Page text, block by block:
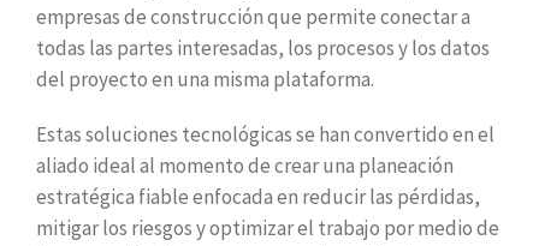
empresas de construcción que permite conectar a
todas las partes interesadas, los procesos y los datos
del proyecto en una misma plataforma.
Estas soluciones tecnológicas se han convertido en el
aliado ideal al momento de crear una planeación
estratégica fiable enfocada en reducir las pérdidas,
mitigar los riesgos y optimizar el trabajo por medio de